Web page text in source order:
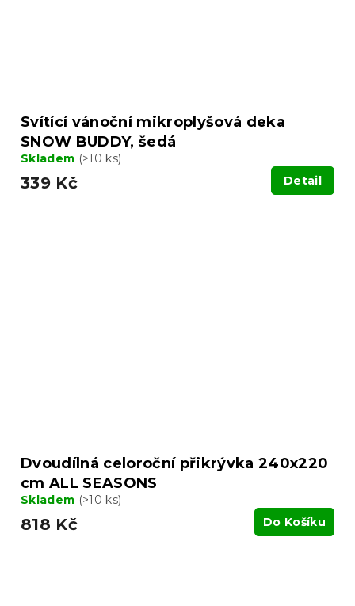
Svítící vánoční mikroplyšová deka
SNOW BUDDY, šedá
Skladem (>10 ks)
339 Kč Detail
Dvoudílná celoroční přikrývka 240x220
cm ALL SEASONS
Skladem (>10 ks)
818 Kč Do Košíku